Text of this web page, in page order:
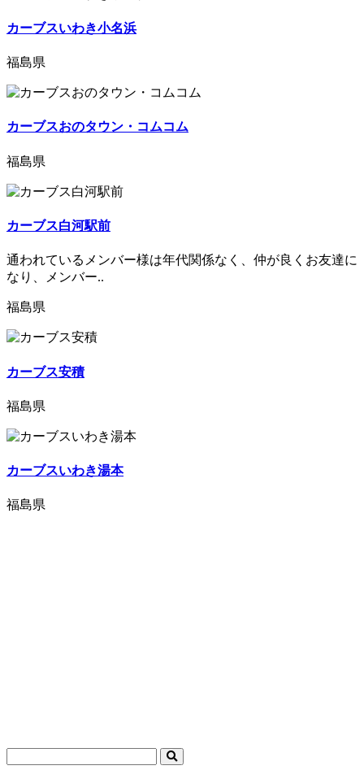
カーブスいわき小名浜
福島県
カーブスおのタウン・コムコム
福島県
カーブス白河駅前
通われているメンバー様は年代関係なく、仲が良くお友達に
なり、メンバー..
福島県
カーブス安積
福島県
カーブスいわき湯本
福島県